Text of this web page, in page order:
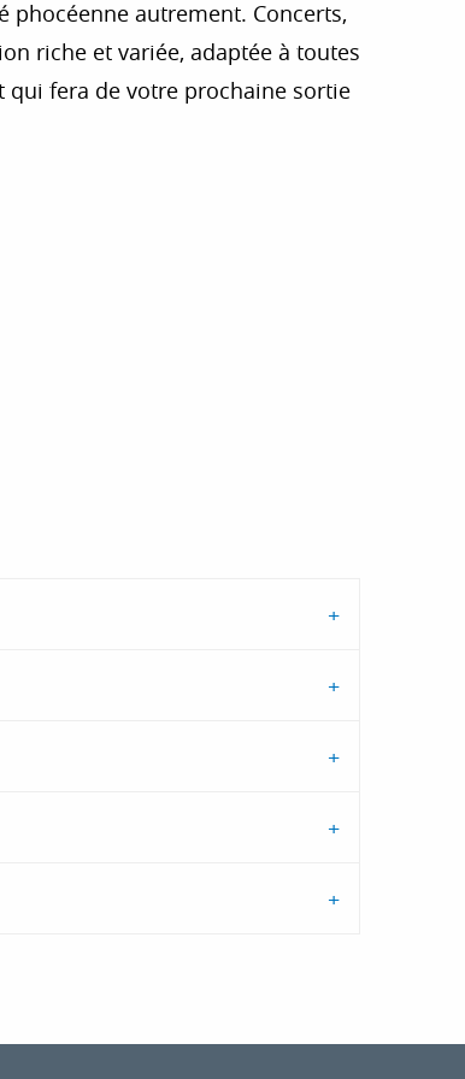
phocéenne autrement. Concerts,
riche et variée, adaptée à toutes
qui fera de votre prochaine sortie
favoris